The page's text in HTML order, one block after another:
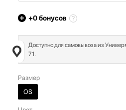
+0бонусов
Доступно для самовывоза из
71.
Размер
OS